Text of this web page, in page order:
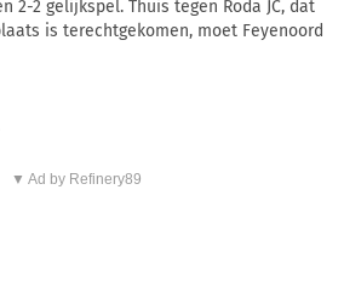
2-2 gelijkspel. Thuis tegen Roda JC, dat
is terechtgekomen, moet Feyenoord
▼ Ad by Refinery89